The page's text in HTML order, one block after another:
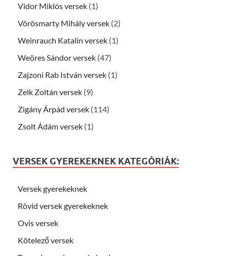
Vidor Miklós versek (1)
Vörösmarty Mihály versek (2)
Weinrauch Katalin versek (1)
Weöres Sándor versek (47)
Zajzoni Rab István versek (1)
Zelk Zoltán versek (9)
Zigány Árpád versek (114)
Zsolt Ádám versek (1)
VERSEK GYEREKEKNEK KATEGÓRIÁK:
Versek gyerekeknek
Rövid versek gyerekeknek
Ovis versek
Kötelező versek